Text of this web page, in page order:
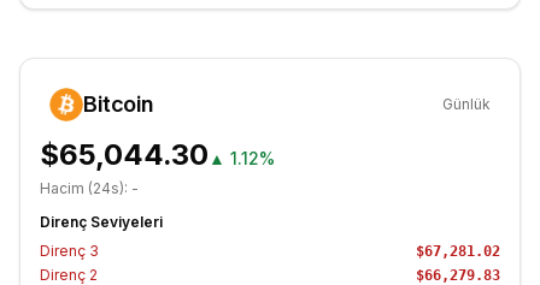
Bitcoin Günlük
$65,044.30 ▲ 1.12%
Hacim (24s): -
Direnç Seviyeleri
Direnç 3 $67,281.02
Direnç 2 $66,279.83